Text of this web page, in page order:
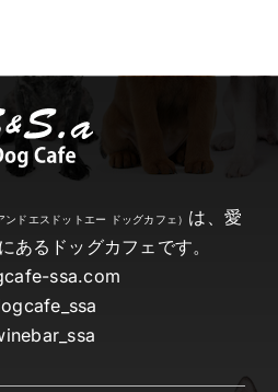
ンドエスドットエー ドッグカフェ） は、愛
あるドッグカフェです。
ssa.com